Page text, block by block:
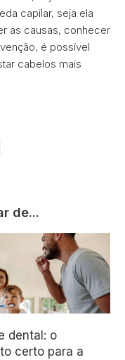
capilar, seja ela
as causas, conhecer
é possível
cabelos mais
de...
dental: o
certo para a